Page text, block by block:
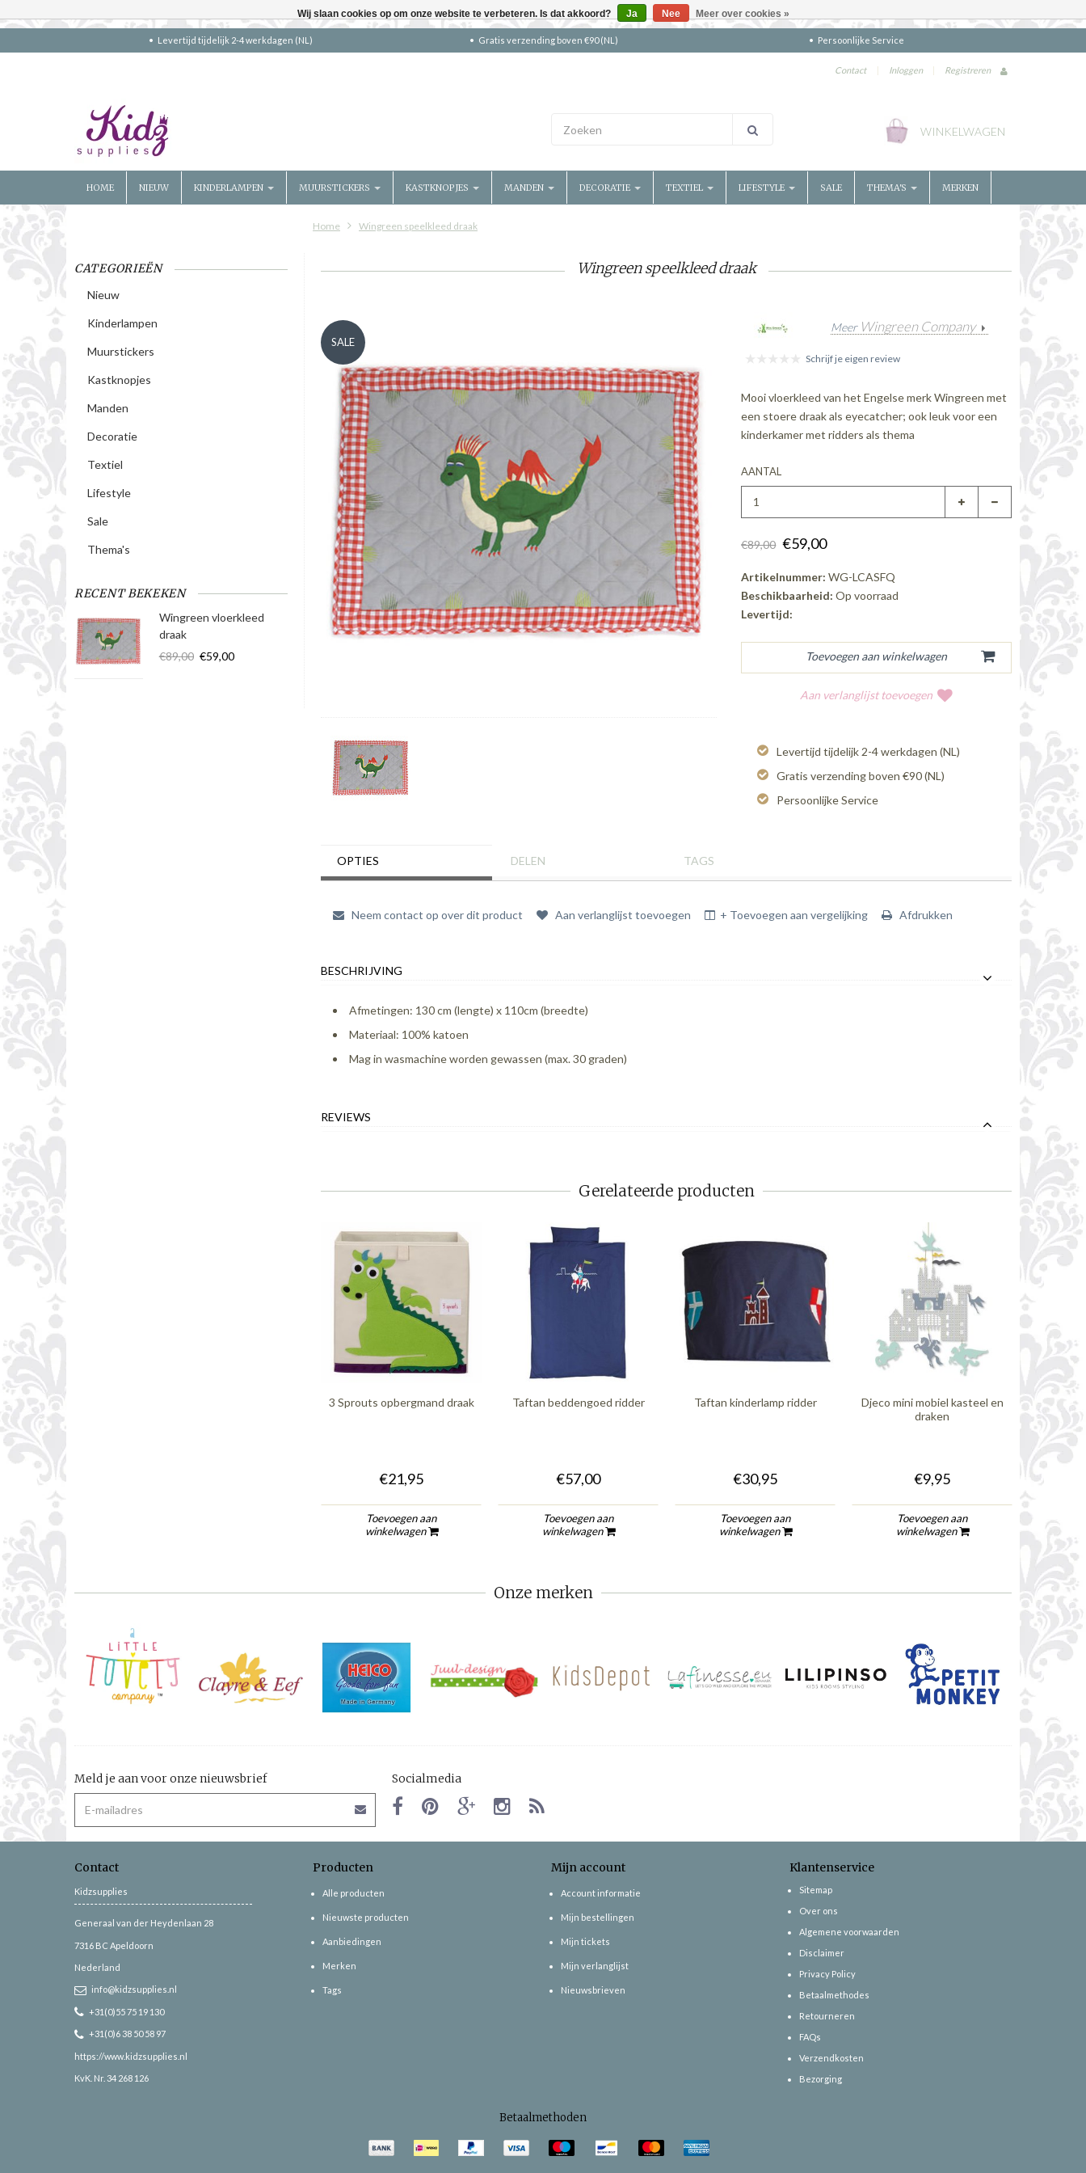
Levertijd tijdelijk 2-4 werkdagen (NL) Gratis verzending boven €90 (NL) Persoonlijke Service
Contact | Inloggen | Registreren
WINKELWAGEN
HOME NIEUW KINDERLAMPEN MUURSTICKERS KASTKNOPJES MANDEN DECORATIE TEXTIEL LIFESTYLE SALE THEMA'S MERKEN
Home Wingreen speelkleed draak
CATEGORIEËN
Nieuw
Kinderlampen
Muurstickers
Kastknopjes
Manden
Decoratie
Textiel
Lifestyle
Sale
Thema's
RECENT BEKEKEN
Wingreen vloerkleed
draak
€89,00 €59,00
Wingreen speelkleed draak
SALE
Meer Wingreen Company
Schrijf je eigen review
Mooi vloerkleed van het Engelse merk Wingreen met
een stoere draak als eyecatcher; ook leuk voor een
kinderkamer met ridders als thema
AANTAL
€89,00 €59,00
Artikelnummer: WG-LCASFQ
Beschikbaarheid: Op voorraad
Levertijd:
Aan verlanglijst toevoegen
Levertijd tijdelijk 2-4 werkdagen (NL)
Gratis verzending boven €90 (NL)
Persoonlijke Service
OPTIES DELEN TAGS
Neem contact op over dit product Aan verlanglijst toevoegen + Toevoegen aan vergelijking Afdrukken
BESCHRIJVING
Afmetingen: 130 cm (lengte) x 110cm (breedte)
Materiaal: 100% katoen
Mag in wasmachine worden gewassen (max. 30 graden)
REVIEWS
Gerelateerde producten
3 Sprouts opbergmand draak
€21,95
Toevoegen aan
winkelwagen
Taftan beddengoed ridder
€57,00
Toevoegen aan
winkelwagen
Taftan kinderlamp ridder
€30,95
Toevoegen aan
winkelwagen
Djeco mini mobiel kasteel en
draken
€9,95
Toevoegen aan
winkelwagen
SALE
Onze merken
Meld je aan voor onze nieuwsbrief Socialmedia
Contact
Kidzsupplies
Generaal van der Heydenlaan 28
7316 BC Apeldoorn
Nederland
info@kidzsupplies.nl
+31(0)55 75 19 130
+31(0)6 38 50 58 97
https://www.kidzsupplies.nl
KvK. Nr. 34 268 126
Producten
Alle producten
Nieuwste producten
Aanbiedingen
Merken
Tags
Mijn account
Account informatie
Mijn bestellingen
Mijn tickets
Mijn verlanglijst
Nieuwsbrieven
Klantenservice
Sitemap
Over ons
Algemene voorwaarden
Disclaimer
Privacy Policy
Betaalmethodes
Retourneren
FAQs
Verzendkosten
Bezorging
Betaalmethoden
Wij slaan cookies op om onze website te verbeteren. Is dat akkoord? Ja Nee Meer over cookies »